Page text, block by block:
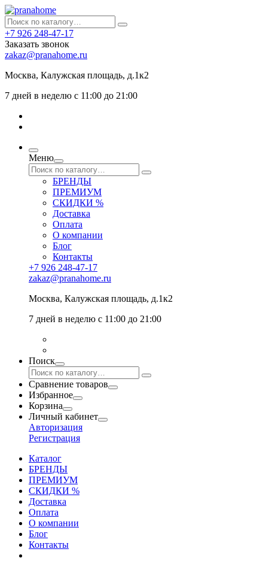
+7 926 248-47-17
Заказать звонок
zakaz@pranahome.ru
Москва, Калужская площадь, д.1к2
7 дней в неделю с 11:00 до 21:00
Меню
БРЕНДЫ
ПРЕМИУМ
СКИДКИ %
Доставка
Оплата
О компании
Блог
Контакты
+7 926 248-47-17
zakaz@pranahome.ru
Москва, Калужская площадь, д.1к2
7 дней в неделю с 11:00 до 21:00
Поиск
Сравнение товаров
Избранное
Корзина
Личный кабинет
Авторизация
Регистрация
Каталог
БРЕНДЫ
ПРЕМИУМ
СКИДКИ %
Доставка
Оплата
О компании
Блог
Контакты